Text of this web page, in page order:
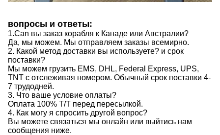
вопросы и ответы:
1.Can вы заказ корабля к Канаде или Австралии?
Да, мы можем. Мы отправляем заказы всемирно.
2. Какой метод доставки вы используете? и срок
поставки?
Мы можем грузить EMS, DHL, Federal Express, UPS,
TNT с отслеживая номером. Обычный срок поставки 4-
7 трудодней.
3. Что ваше условие оплаты?
Оплата 100% T/T перед пересылкой.
4. Как могу я спросить другой вопрос?
Вы можете связаться мы онлайн или выйтись нам
сообщения ниже.